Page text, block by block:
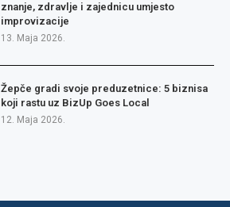
znanje, zdravlje i zajednicu umjesto
improvizacije
13. Maja 2026.
Žepče gradi svoje preduzetnice: 5 biznisa
koji rastu uz BizUp Goes Local
12. Maja 2026.